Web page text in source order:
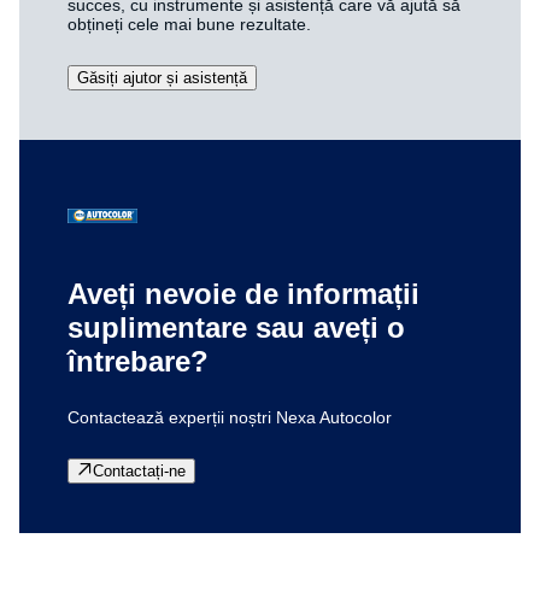
succes, cu instrumente și asistență care vă ajută să
obțineți cele mai bune rezultate.
Găsiți ajutor și asistență
Aveți nevoie de informații
suplimentare sau aveți o
întrebare?
Contactează experții noștri Nexa Autocolor
Contactați-ne